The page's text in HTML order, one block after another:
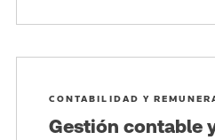
CONTABILIDAD Y
Gestión contable